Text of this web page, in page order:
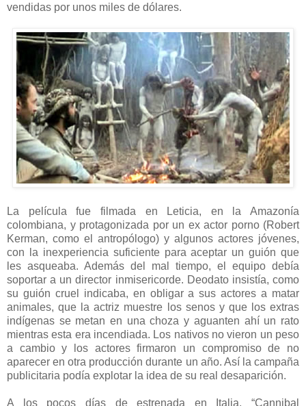
vendidas por unos miles de dólares.
La película fue filmada en Leticia, en la Amazonía
colombiana, y protagonizada por un ex actor porno (Robert
Kerman, como el antropólogo) y algunos actores jóvenes,
con la inexperiencia suficiente para aceptar un guión que
les asqueaba. Además del mal tiempo, el equipo debía
soportar a un director inmisericorde. Deodato insistía, como
su guión cruel indicaba, en obligar a sus actores a matar
animales, que la actriz muestre los senos y que los extras
indígenas se metan en una choza y aguanten ahí un rato
mientras esta era incendiada. Los nativos no vieron un peso
a cambio y los actores firmaron un compromiso de no
aparecer en otra producción durante un año. Así la campaña
publicitaria podía explotar la idea de su real desaparición.
A los pocos días de estrenada en Italia, “Cannibal